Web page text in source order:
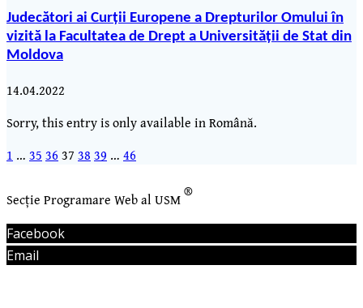
Judecători ai Curții Europene a Drepturilor Omului în
vizită la Facultatea de Drept a Universității de Stat din
Moldova
14.04.2022
Sorry, this entry is only available in Română.
Posts
Page
1 … Page
35 Page
36 Page
37 Page
38 Page
39 … Page
46
Secție Programare Web al USM®
Facebook
Email